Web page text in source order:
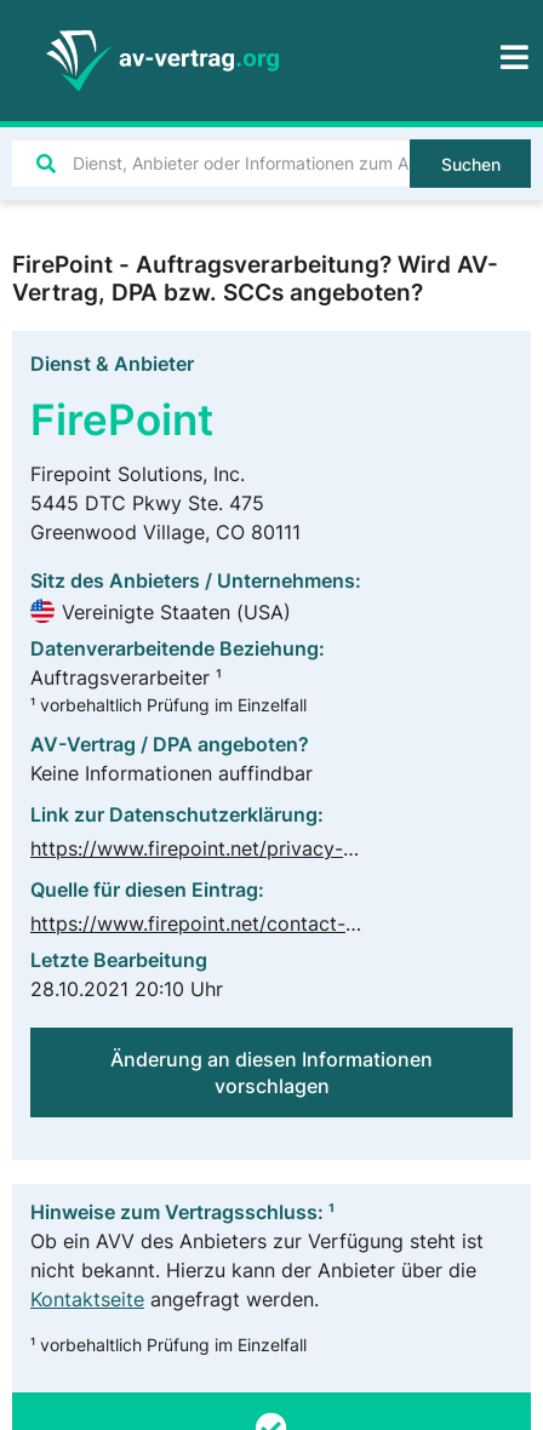
Suchen
FirePoint - Auftragsverarbeitung? Wird AV-
Vertrag, DPA bzw. SCCs angeboten?
Dienst & Anbieter
FirePoint
Firepoint Solutions, Inc.
5445 DTC Pkwy Ste. 475
Greenwood Village, CO 80111
Sitz des Anbieters / Unternehmens:
Vereinigte Staaten (USA)
Datenverarbeitende Beziehung:
Auftragsverarbeiter ¹
¹ vorbehaltlich Prüfung im Einzelfall
AV-Vertrag / DPA angeboten?
Keine Informationen auffindbar
Link zur Datenschutzerklärung:
https://www.firepoint.net/privacy-policy/
Quelle für diesen Eintrag:
https://www.firepoint.net/contact-us/
Letzte Bearbeitung
28.10.2021 20:10 Uhr
Änderung an diesen Informationen
vorschlagen
Hinweise zum Vertragsschluss: ¹
Ob ein AVV des Anbieters zur Verfügung steht ist
nicht bekannt. Hierzu kann der Anbieter über die
Kontaktseite angefragt werden.
¹ vorbehaltlich Prüfung im Einzelfall